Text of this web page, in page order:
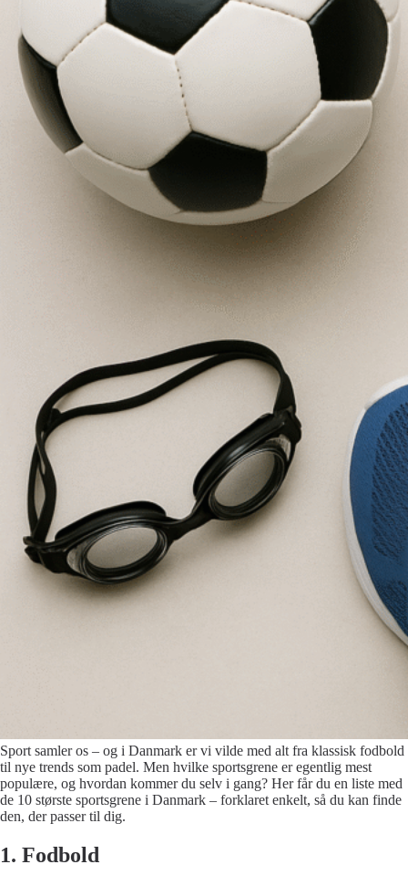
Sport samler os – og i Danmark er vi vilde med alt fra klassisk fodbold
til nye trends som padel. Men hvilke sportsgrene er egentlig mest
populære, og hvordan kommer du selv i gang? Her får du en liste med
de 10 største sportsgrene i Danmark – forklaret enkelt, så du kan finde
den, der passer til dig.
1. Fodbold